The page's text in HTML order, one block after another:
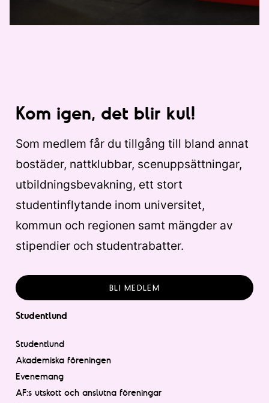
Kom igen, det blir kul!
Som medlem får du tillgång till bland annat
bostäder, nattklubbar, scenuppsättningar,
utbildningsbevakning, ett stort
studentinflytande inom universitet,
kommun och regionen samt mängder av
stipendier och studentrabatter.
BLI MEDLEM
Studentlund
Studentlund
Akademiska föreningen
Evenemang
AF:s utskott och anslutna föreningar